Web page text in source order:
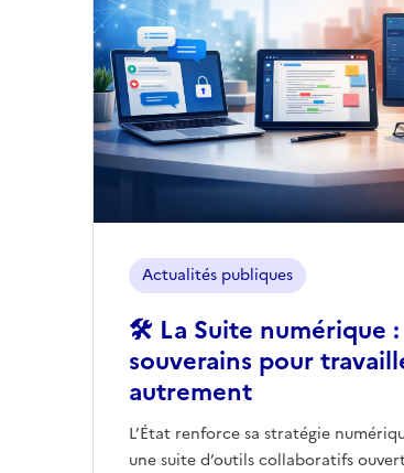
🛠️ La Suite numérique
souverains pour
autrement
L’État renforce sa stratégie
une suite d’outils collaboratifs
Actualités publiques